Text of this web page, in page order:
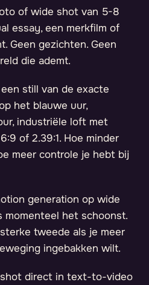
of wide shot van 5-8
essay, een merkfilm of
Geen gezichten. Geen
die ademt.
still van de exacte
het blauwe uur,
industriële loft met
of 2.39:1. Hoe minder
meer controle je hebt bij
generation op wide
momenteel het schoonst.
tweede als je meer
ingebakken wilt.
direct in text-to-video